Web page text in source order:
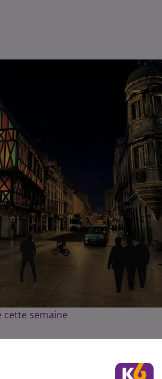
cette semaine
lundi soir. Parmi les points à
Liberté
qui devrait entrer en